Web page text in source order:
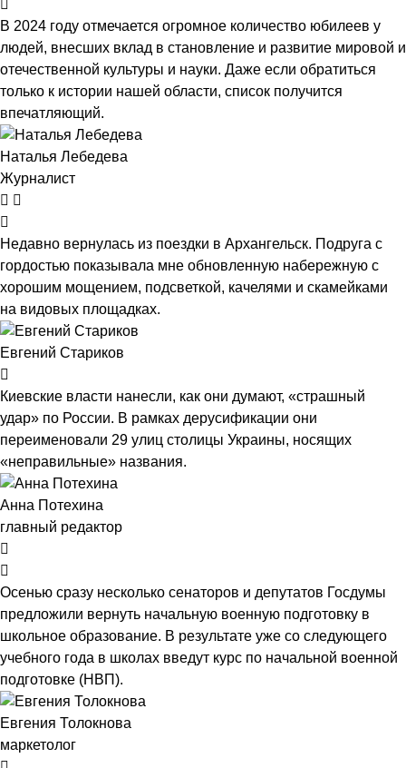
В 2024 году отмечается огромное количество юбилеев у
людей, внесших вклад в становление и развитие мировой и
отечественной культуры и науки. Даже если обратиться
только к истории нашей области, список получится
впечатляющий.
Наталья Лебедева
Журналист
Недавно вернулась из поездки в Архангельск. Подруга с
гордостью показывала мне обновленную набережную с
хорошим мощением, подсветкой, качелями и скамейками
на видовых площадках.
Евгений Стариков
Киевские власти нанесли, как они думают, «страшный
удар» по России. В рамках дерусификации они
переименовали 29 улиц столицы Украины, носящих
«неправильные» названия.
Анна Потехина
главный редактор
Осенью сразу несколько сенаторов и депутатов Госдумы
предложили вернуть начальную военную подготовку в
школьное образование. В результате уже со следующего
учебного года в школах введут курс по начальной военной
подготовке (НВП).
Евгения Толокнова
маркетолог